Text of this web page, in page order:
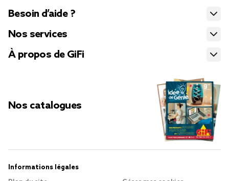
Besoin d’aide ?
Nos services
À propos de GiFi
Nos catalogues
Informations légales